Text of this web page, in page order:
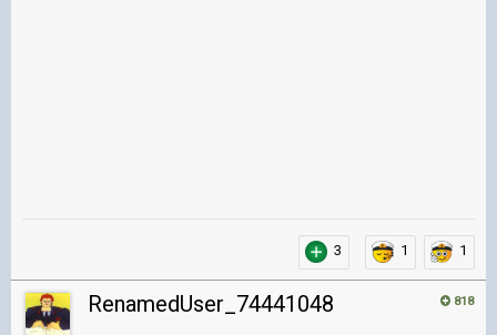
3 1 1
818
RenamedUser_74441048